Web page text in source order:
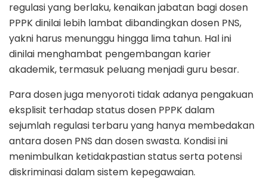
regulasi yang berlaku, kenaikan jabatan bagi dosen
PPPK dinilai lebih lambat dibandingkan dosen PNS,
yakni harus menunggu hingga lima tahun. Hal ini
dinilai menghambat pengembangan karier
akademik, termasuk peluang menjadi guru besar.
Para dosen juga menyoroti tidak adanya pengakuan
eksplisit terhadap status dosen PPPK dalam
sejumlah regulasi terbaru yang hanya membedakan
antara dosen PNS dan dosen swasta. Kondisi ini
menimbulkan ketidakpastian status serta potensi
diskriminasi dalam sistem kepegawaian.